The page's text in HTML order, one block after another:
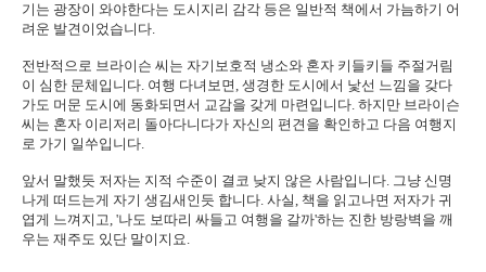
기는 광장이 와야한다는 도시지리 감각 등은 일반적 책에서 가늠하기 어
려운 발견이었습니다.
전반적으로 브라이슨 씨는 자기보호적 냉소와 혼자 키들키들 주절거림
이 심한 문체입니다. 여행 다녀보면, 생경한 도시에서 낯선 느낌을 갖다
가도 머문 도시에 동화되면서 교감을 갖게 마련입니다. 하지만 브라이슨
씨는 혼자 이리저리 돌아다니다가 자신의 편견을 확인하고 다음 여행지
로 가기 일쑤입니다.
앞서 말했듯 저자는 지적 수준이 결코 낮지 않은 사람입니다. 그냥 신명
나게 떠드는게 자기 생김새인듯 합니다. 사실, 책을 읽고나면 저자가 귀
엽게 느껴지고, '나도 보따리 싸들고 여행을 갈까'하는 진한 방랑벽을 깨
우는 재주도 있단 말이지요.